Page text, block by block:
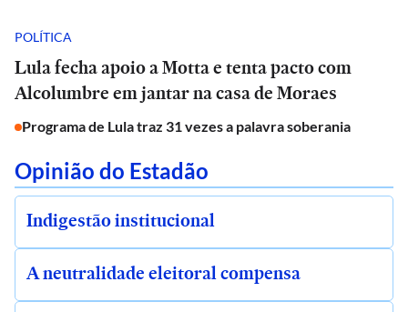
POLÍTICA
Lula fecha apoio a Motta e tenta pacto com
Alcolumbre em jantar na casa de Moraes
Programa de Lula traz 31 vezes a palavra soberania
Opinião do Estadão
Indigestão institucional
A neutralidade eleitoral compensa